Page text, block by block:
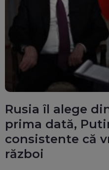
Rusia îl alege
prima dată,
consistente că
război